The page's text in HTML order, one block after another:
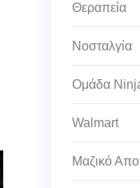
Θεραπεία
Νοσταλγία
Ομάδα
Walmart
Μαζικό